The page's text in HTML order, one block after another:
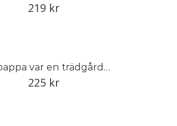
219 kr
Min pappa var en trädgårdens mästare
225 kr